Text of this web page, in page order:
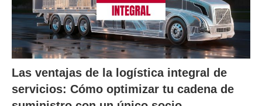
Las ventajas de la logística integral de
servicios: Cómo optimizar tu cadena de